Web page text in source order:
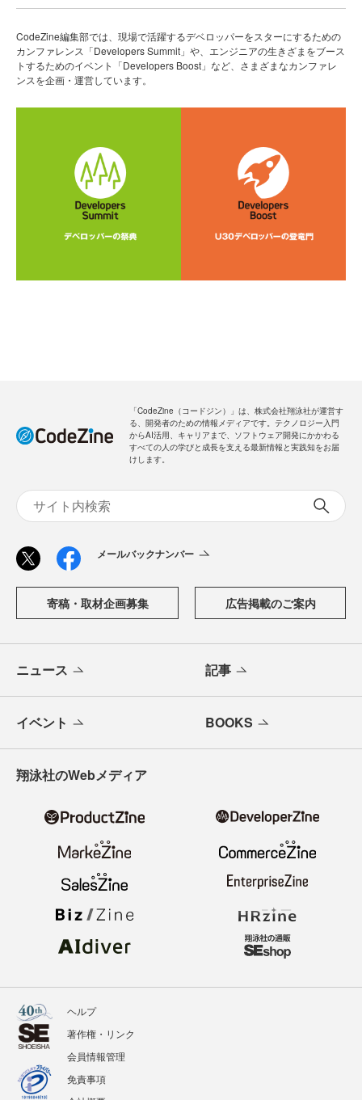
CodeZine編集部では、現場で活躍するデベロッパーをスターにするための
カンファレンス「Developers Summit」や、エンジニアの生きざまをブース
トするためのイベント「Developers Boost」など、さまざまなカンファレ
ンスを企画・運営しています。
「CodeZine（コードジン）」は、株式会社翔泳社が運営す
る、開発者のための情報メディアです。テクノロジー入門
からAI活用、キャリアまで、ソフトウェア開発にかかわる
すべての人の学びと成長を支える最新情報と実践知をお届
けします。
メールバックナンバー
寄稿・取材企画募集 広告掲載のご案内
ニュース 記事
イベント BOOKS
翔泳社のWebメディア
ヘルプ
著作権・リンク
会員情報管理
免責事項